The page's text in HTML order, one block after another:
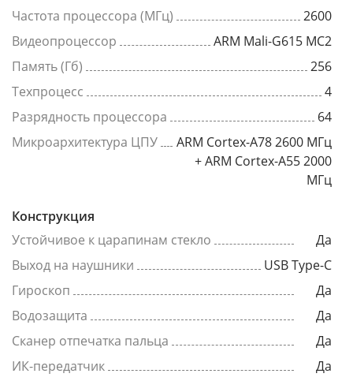
Частота процессора (МГц)
2600
Видеопроцессор
ARM Mali-G615 MC2
Память (Гб)
256
Техпроцесс
4
Разрядность процессора
64
Микроархитектура ЦПУ
ARM Cortex-A78 2600 МГц
+ ARM Cortex-A55 2000
МГц
Конструкция
Устойчивое к царапинам стекло
Да
Выход на наушники
USB Type-C
Гироскоп
Да
Водозащита
Да
Сканер отпечатка пальца
Да
ИК-передатчик
Да